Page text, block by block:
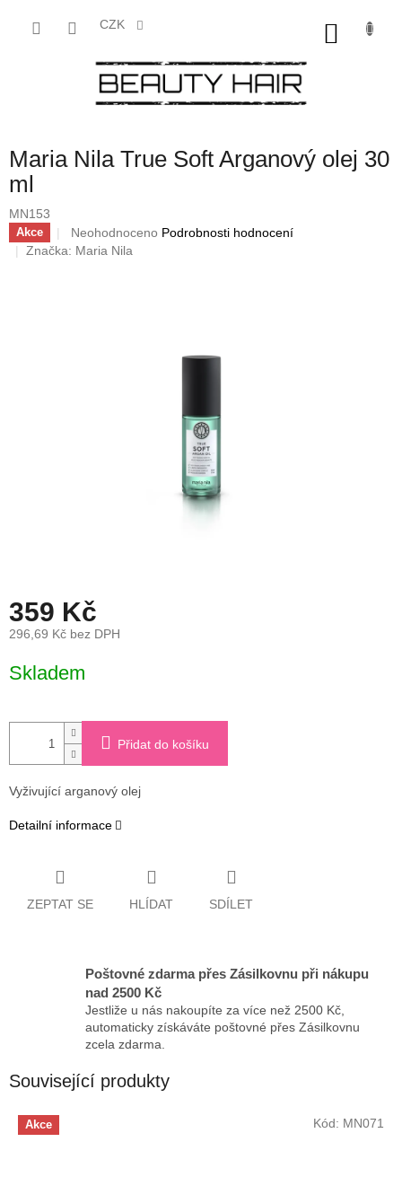
CZK
Maria Nila True Soft Arganový olej 30
ml
MN153
Akce
Průměrné
hodnocení
Neohodnoceno Podrobnosti hodnocení
Značka: Maria Nila
359 Kč
296,69 Kč bez DPH
cena:
Skladem
Přidat do košíku
Vyživující arganový olej
Detailní informace
ZEPTAT SE HLÍDAT SDÍLET
Poštovné zdarma přes Zásilkovnu při nákupu
nad 2500 Kč
Jestliže u nás nakoupíte za více než 2500 Kč,
automaticky získáváte poštovné přes Zásilkovnu
zcela zdarma.
Související produkty
Akce Kód: MN071